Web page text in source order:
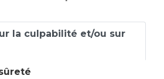
la culpabilité et/ou sur